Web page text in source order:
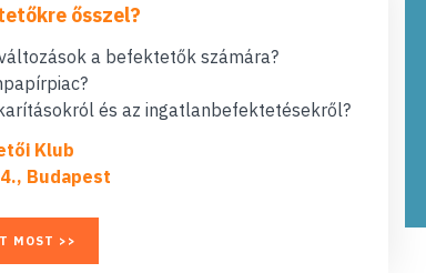
ősszel?
a befektetők számára?
és az ingatlanbefektetésekről?
Klub
Budapest
MOST >>